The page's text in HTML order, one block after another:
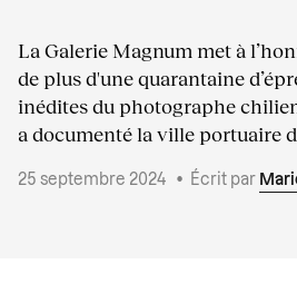
La Galerie Magnum met à
de plus d'une quarantaine
inédites du photographe
a documenté la ville portuaire
25 septembre 2024 • Écrit par